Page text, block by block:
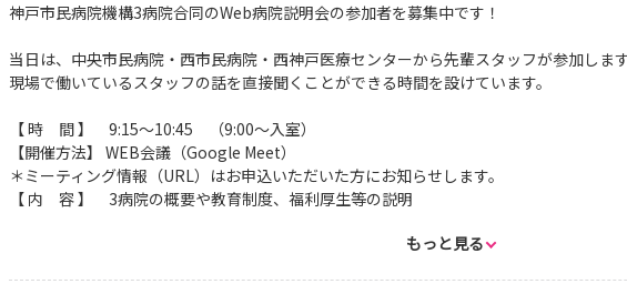
神戸市民病院機構3病院合同のWeb病院説明会の参加者を募集中です！
当日は、中央市民病院・西市民病院・西神戸医療センターから先輩スタッフが参加します
現場で働いているスタッフの話を直接聞くことができる時間を設けています。
【 時 間 】 9:15～10:45 （9:00～入室）
【開催方法】 WEB会議（Google Meet）
＊ミーティング情報（URL）はお申込いただいた方にお知らせします。
【 内 容 】 3病院の概要や教育制度、福利厚生等の説明
もっと見る